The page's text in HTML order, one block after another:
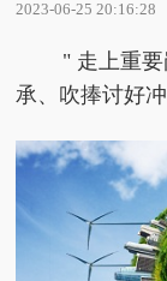
2023-06-25 20:16:28
" 走上重
承、吹捧讨好